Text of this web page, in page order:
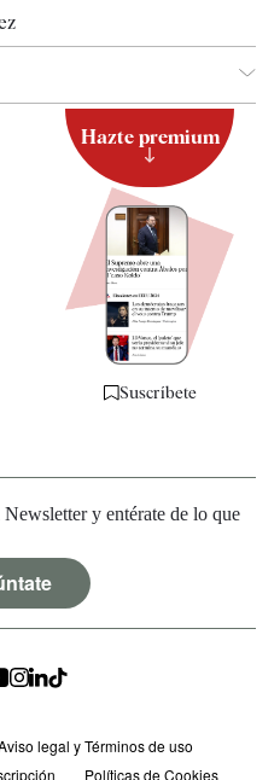
Hazte premium
Suscríbete
y entérate de lo que
legal y Términos de uso
Políticas de Cookies